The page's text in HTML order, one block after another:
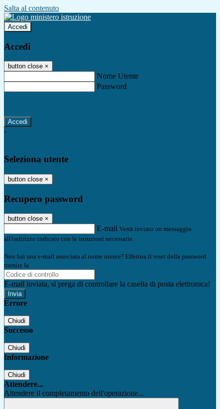
Salta al contenuto
Accedi
Accedi
button close ×
Nome Utente
Password
-
Seleziona utente
button close ×
Recupero password
button close ×
E-mail Verrà inviato un messaggio
all'indirizzo indicato con le istruzioni necessarie.
Non hai una e-mail associata al nome utente? Effettua il reset della password
tramite la
E-mail inviata, si prega di controllare la casella di posta elettronica!
Errore
Chiudi
Successo
Chiudi
Informazione
Chiudi
Attendere...
Attendere il completamento dell'operazione...